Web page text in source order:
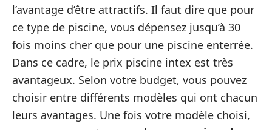
l’avantage d’être attractifs. Il faut dire que pour
ce type de piscine, vous dépensez jusqu’à 30
fois moins cher que pour une piscine enterrée.
Dans ce cadre, le prix piscine intex est très
avantageux. Selon votre budget, vous pouvez
choisir entre différents modèles qui ont chacun
leurs avantages. Une fois votre modèle choisi,